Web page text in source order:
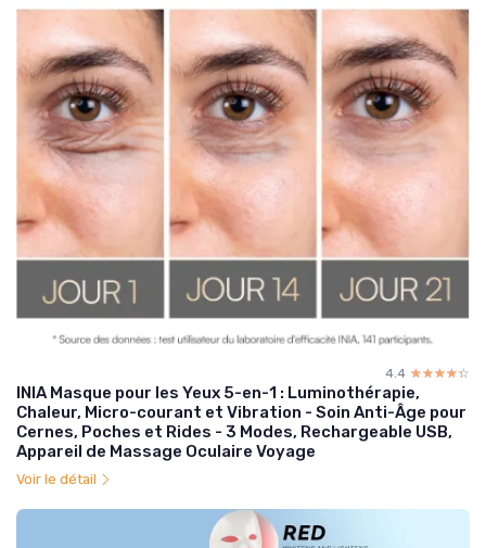
4.4 ☆☆☆☆☆
★★★★★
INIA Masque pour les Yeux 5-en-1 : Luminothérapie,
Chaleur, Micro-courant et Vibration - Soin Anti-Âge pour
Cernes, Poches et Rides - 3 Modes, Rechargeable USB,
Appareil de Massage Oculaire Voyage
Voir le détail